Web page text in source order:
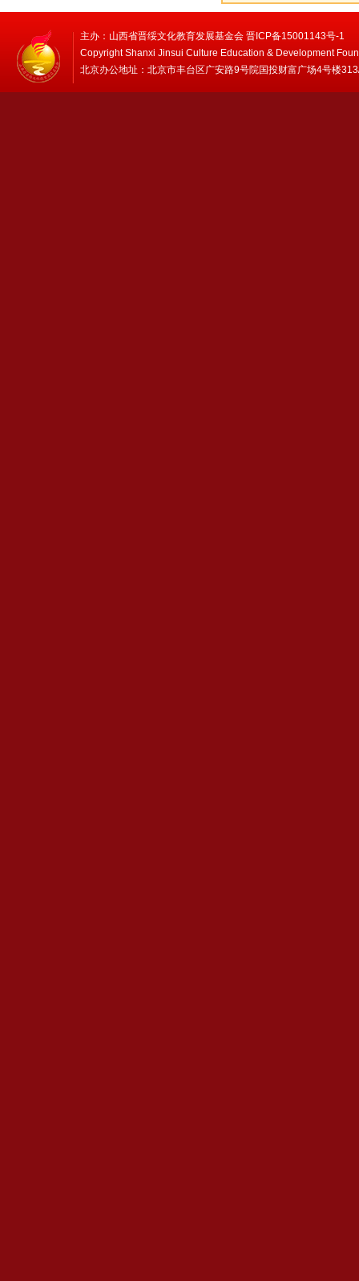
主办：山西省晋绥文化教育发展基金会 晋ICP备15001143号-1
Copyright Shanxi Jinsui Culture Education & Development
北京办公地址：北京市丰台区广安路9号院国投财富广场4号楼